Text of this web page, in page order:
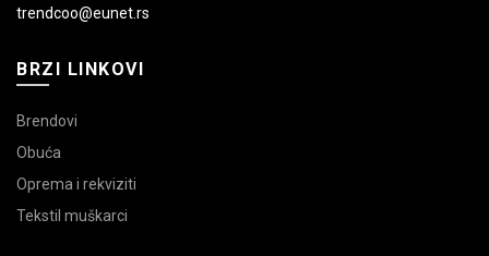
trendcoo@eunet.rs
BRZI LINKOVI
Brendovi
Obuća
Oprema i rekviziti
Tekstil muškarci